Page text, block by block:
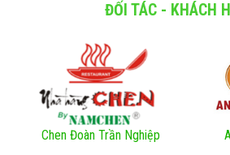
ĐỐI TÁC - KHÁCH
Chen Đoàn Trần Nghiệp